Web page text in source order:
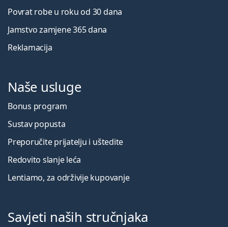
Povrat robe u roku od 30 dana
Jamstvo zamjene 365 dana
Reklamacija
Naše usluge
Bonus program
Sustav popusta
Preporučite prijatelju i uštedite
Redovito slanje leća
Lentiamo, za održivije kupovanje
Savjeti naših stručnjaka